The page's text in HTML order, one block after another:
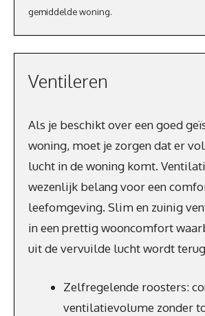
gemiddelde woning.
Ventileren
Als je beschikt over een goed
woning, moet je zorgen dat er
lucht in de woning komt.
wezenlijk belang voor een
leefomgeving. Slim en zuinig
in een prettig wooncomfort
uit de vervuilde lucht wordt
Zelfregelende roosters:
ventilatievolume zonder